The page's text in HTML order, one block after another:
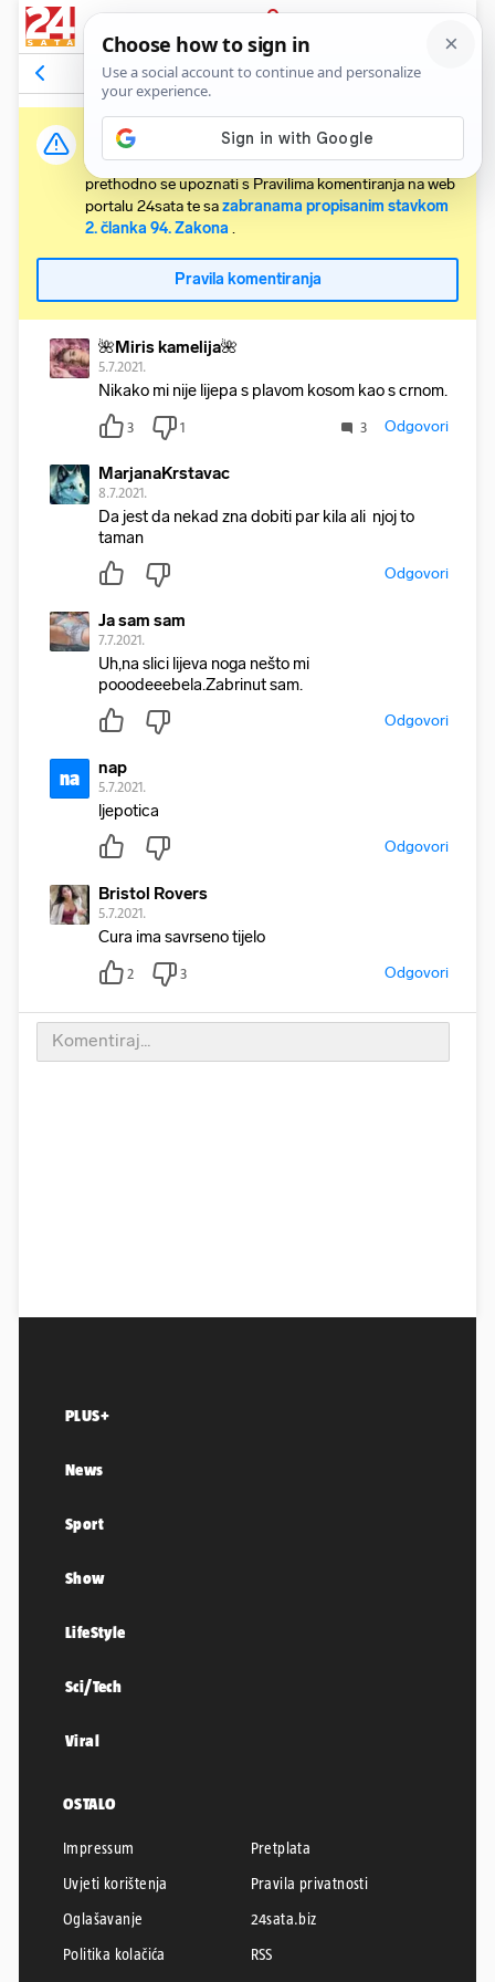
PRIJAVA
Komentari8 Relevantni
Važna obavijest:
Svaki korisnik koji želi komentirati članke obvezan je
prethodno se upoznati s Pravilima komentiranja na web
portalu 24sata te sazabranama propisanim stavkom
2. članka 94. Zakona .
Pravila komentiranja
🌺Miris kamelija🌺
5.7.2021.
Nikako mi nije lijepa s plavom kosom kao s crnom.
3 1 3 Odgovori
MarjanaKrstavac
8.7.2021.
Da jest da nekad zna dobiti par kila ali njoj to
taman
Odgovori
Ja sam sam
7.7.2021.
Uh,na slici lijeva noga nešto mi
pooodeeebela.Zabrinut sam.
Odgovori
na nap
5.7.2021.
ljepotica
Odgovori
Bristol Rovers
5.7.2021.
Cura ima savrseno tijelo
2 3 Odgovori
PLUS+
News
Sport
Show
LifeStyle
Sci/Tech
Viral
OSTALO
Impressum
Pretplata
Uvjeti korištenja
Pravila privatnosti
Oglašavanje
24sata.biz
Politika kolačića
RSS